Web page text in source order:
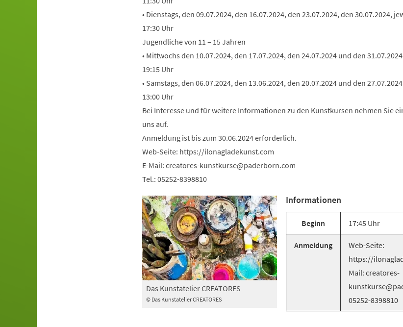
• Dienstags, den 09.07.2024, den 16.07.2024, den 23.07.2024, den 30.07.2024,
17:30 Uhr
Jugendliche von 11 – 15 Jahren
• Mittwochs den 10.07.2024, den 17.07.2024, den 24.07.2024 und den
19:15 Uhr
• Samstags, den 06.07.2024, den 13.06.2024, den 20.07.2024 und den
13:00 Uhr
Bei Interesse und für weitere Informationen zu den Kunstkursen nehmen Sie
uns auf.
Anmeldung ist bis zum 30.06.2024 erforderlich.
Web-Seite: https://ilonagladekunst.com
E-Mail: creatores-kunstkurse paderborn com
Tel.: 05252-8398810
© Das Kunstatelier CREATORES
Das Kunstatelier CREATORES
Informationen
Beginn 17:45 Uhr
Anmeldung
Web-Seite:
https://
Mail: creatores-
05252-8398810